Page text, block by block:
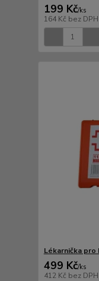
199 Kč/ks
164 Kč bez DPH
Lékarnička pro
499 Kč/ks
412 Kč bez DPH